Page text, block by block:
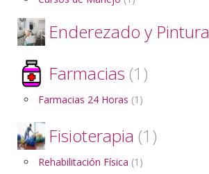
Enderezado y Pintura
Farmacias (1)
Farmacias 24 Horas (1)
Fisioterapia (1)
Rehabilitación Física (1)